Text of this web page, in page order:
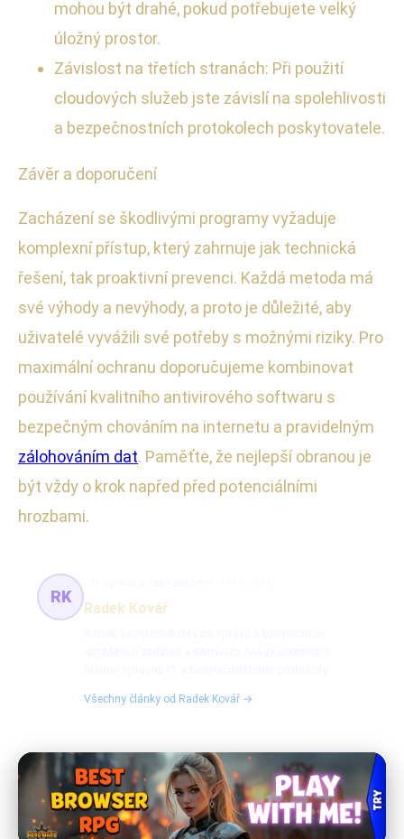
mohou být drahé, pokud potřebujete velký
úložný prostor.
Závislost na třetích stranách: Při použití
cloudových služeb jste závislí na spolehlivosti
a bezpečnostních protokolech poskytovatele.
Závěr a doporučení
Zacházení se škodlivými programy vyžaduje
komplexní přístup, který zahrnuje jak technická
řešení, tak proaktivní prevenci. Každá metoda má
své výhody a nevýhody, a proto je důležité, aby
uživatelé vyvážili své potřeby s možnými riziky. Pro
maximální ochranu doporučujeme kombinovat
používání kvalitního antivirového softwaru s
bezpečným chováním na internetu a pravidelným
zálohováním dat. Paměťte, že nejlepší obranou je
být vždy o krok napřed před potenciálními
hrozbami.
RK
Radek Kovář
Všechny články od Radek Kovář →